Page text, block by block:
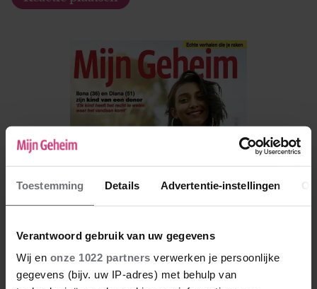
Toestemming Details Advertentie-instellingen
Verantwoord gebruik van uw gegevens
Wij en onze 1022 partners verwerken je persoonlijke
gegevens (bijv. uw IP-adres) met behulp van
De nieuwe Mijn Geheim ligt nu in de winkel